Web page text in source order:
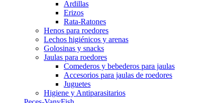
Ardillas
Erizos
Rata-Ratones
Henos para roedores
Lechos higiénicos y arenas
Golosinas y snacks
Jaulas para roedores
Comederos y bebederos para jaulas
Accesorios para jaulas de roedores
Juguetes
Higiene y Antiparasitarios